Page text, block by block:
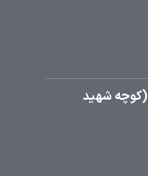
البرز، نظرآباد، الغدیر جنوبی، کوچه غدیر 4 (کوچه شهید